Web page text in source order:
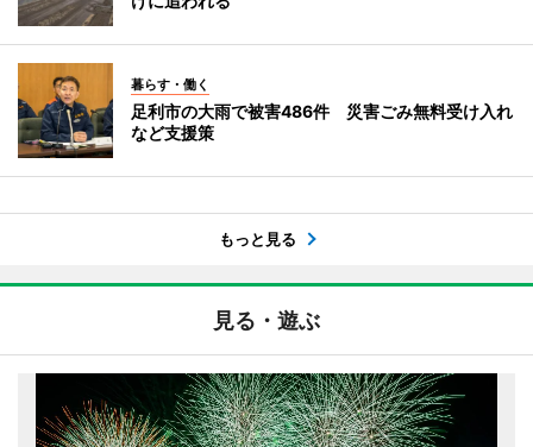
暮らす・働く
足利市の大雨で被害486件 災害ごみ無料受け入れ
など支援策
もっと見る
見る・遊ぶ